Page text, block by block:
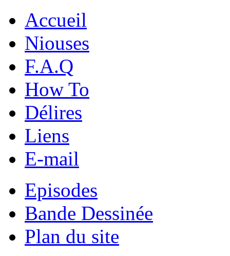
Accueil
Niouses
F.A.Q
How To
Délires
Liens
E-mail
Episodes
Bande Dessinée
Plan du site